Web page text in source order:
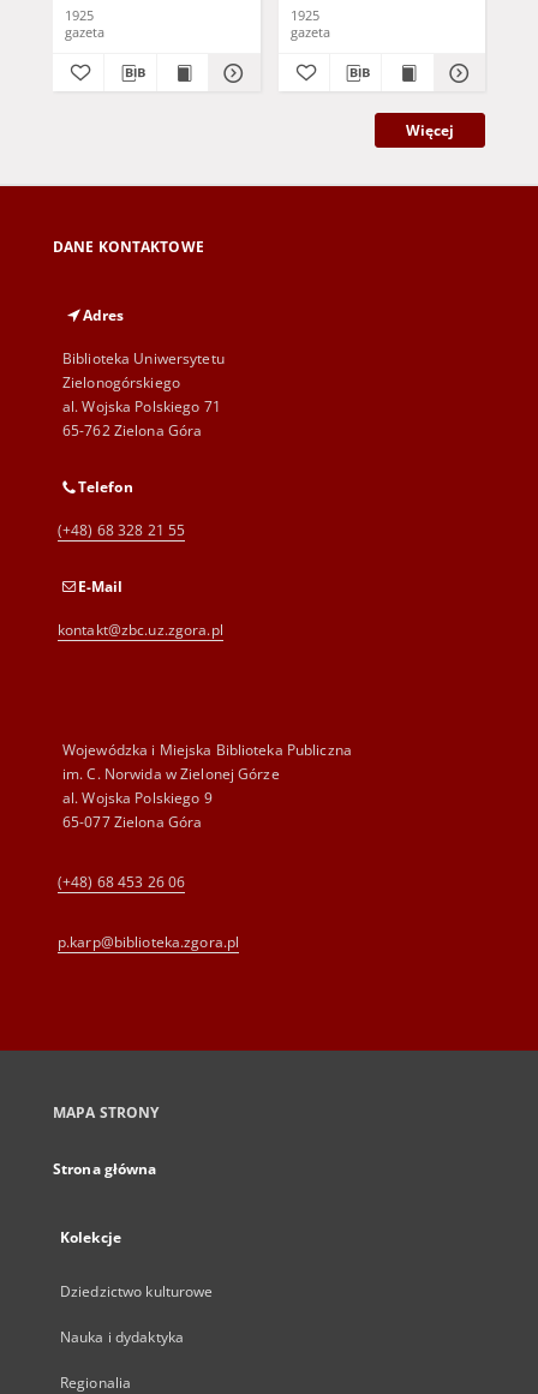
1925
gazeta
1925
gazeta
Więcej
DANE KONTAKTOWE
Adres
Biblioteka Uniwersytetu
Zielonogórskiego
al. Wojska Polskiego 71
65-762 Zielona Góra
Telefon
(+48) 68 328 21 55
E-Mail
kontakt@zbc.uz.zgora.pl
Wojewódzka i Miejska Biblioteka Publiczna
im. C. Norwida w Zielonej Górze
al. Wojska Polskiego 9
65-077 Zielona Góra
(+48) 68 453 26 06
p.karp@biblioteka.zgora.pl
MAPA STRONY
Strona główna
Kolekcje
Dziedzictwo kulturowe
Nauka i dydaktyka
Regionalia